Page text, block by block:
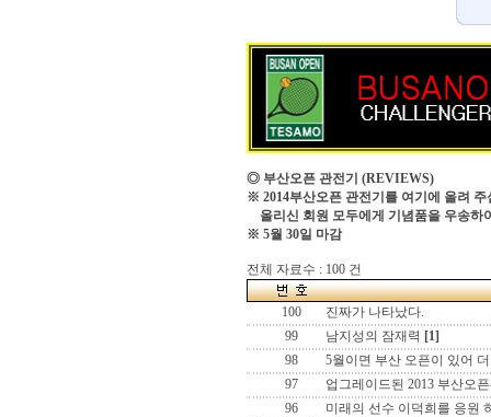
◎ 부산오픈 관전기 (REVIEWS)
※ 2014부산오픈 관전기를 여기에 올려 주
올리신 회원 모두에게 기념품을 우송하
※ 5월 30일 마감
전체 자료수 : 100 건
100
진짜가 나타났다.
99
남지성의 잠재력 [1]
98
5월이면 부산 오픈이 있어
97
업그레이드된 2013 부산오
96
미래의 선수 이덕희를 응원